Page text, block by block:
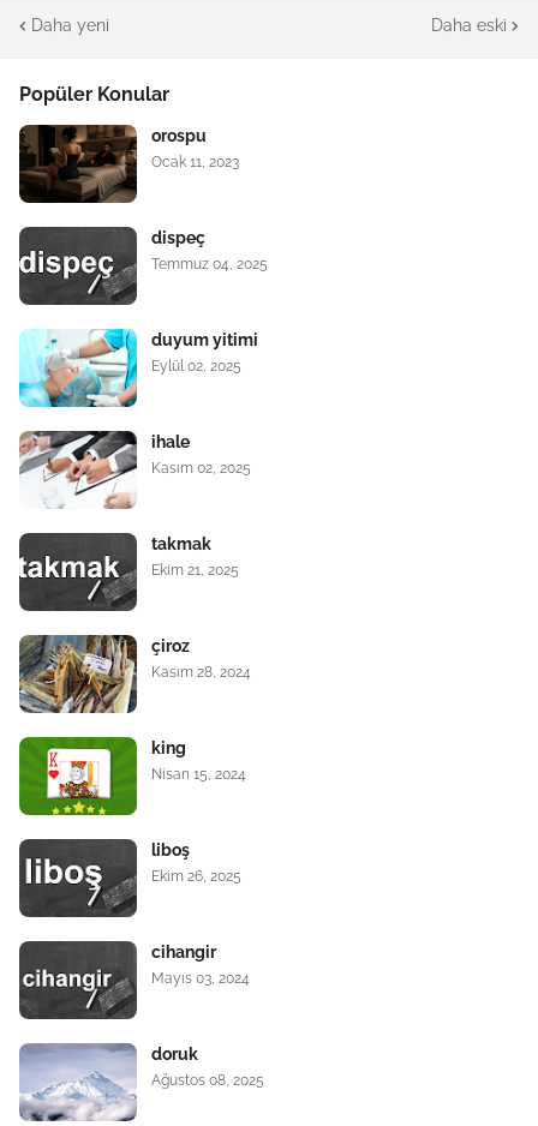
Daha yeni Daha eski
Popüler Konular
orospu
Ocak 11, 2023
dispeç
Temmuz 04, 2025
duyum yitimi
Eylül 02, 2025
ihale
Kasım 02, 2025
takmak
Ekim 21, 2025
çiroz
Kasım 28, 2024
king
Nisan 15, 2024
liboş
Ekim 26, 2025
cihangir
Mayıs 03, 2024
doruk
Ağustos 08, 2025